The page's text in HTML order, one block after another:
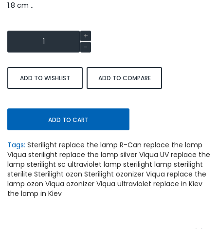
1.8 cm ..
ADD TO WISHLIST ADD TO COMPARE
ADD TO CART
Tags: Sterilight replace the lamp R-Can replace the lamp
Viqua sterilight replace the lamp silver Viqua UV replace the
lamp sterilight sc ultraviolet lamp sterilight lamp sterilight
sterilite Sterilight ozon Sterilight ozonizer Viqua replace the
lamp ozon Viqua ozonizer Viqua ultraviolet replace in Kiev
the lamp in Kiev